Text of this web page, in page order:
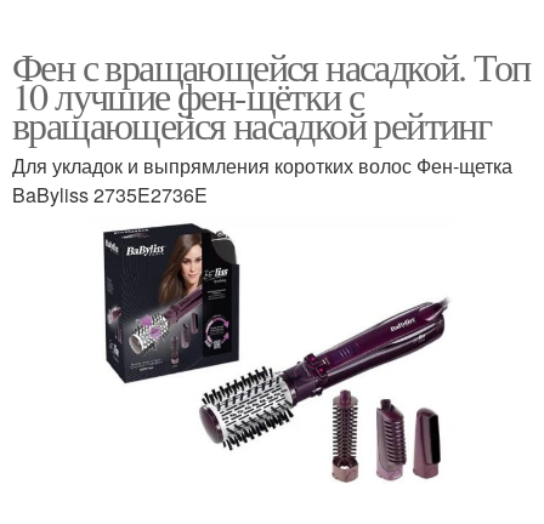
Фен с вращающейся насадкой. Топ
10 лучшие фен-щётки с
вращающейся насадкой рейтинг
Для укладок и выпрямления коротких волос Фен-щетка
BaByliss 2735E2736E